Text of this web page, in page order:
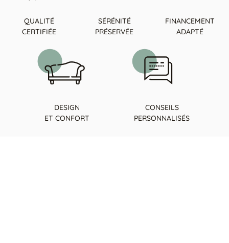
QUALITÉ
CERTIFIÉE
SÉRÉNITÉ
PRÉSERVÉE
FINANCEMENT
ADAPTÉ
DESIGN
ET CONFORT
CONSEILS
PERSONNALISÉS